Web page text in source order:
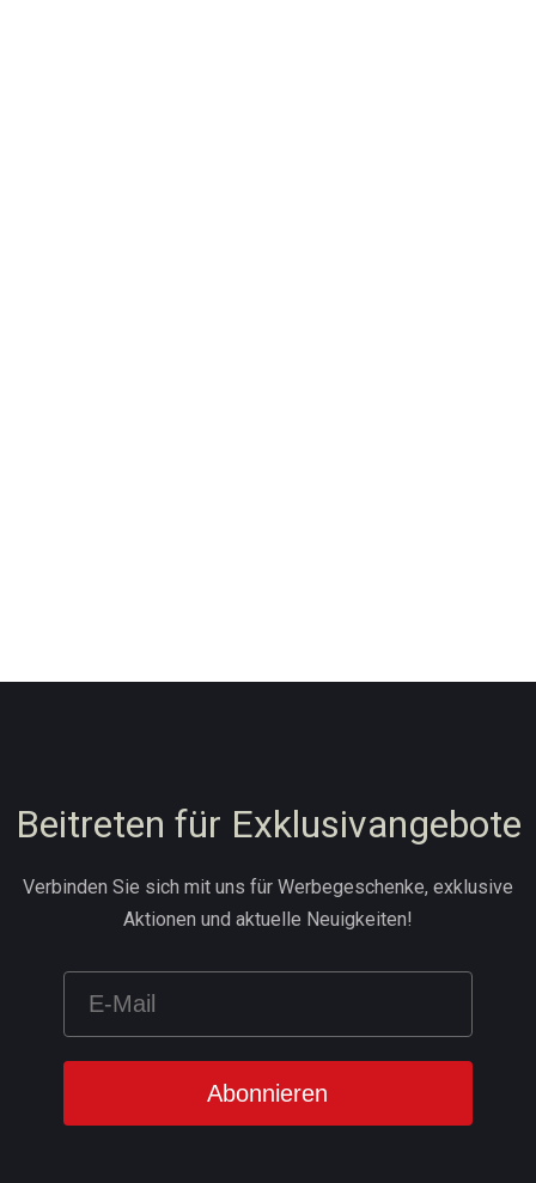
Beitreten für Exklusivangebote
Verbinden Sie sich mit uns für Werbegeschenke, exklusive
Aktionen und aktuelle Neuigkeiten!